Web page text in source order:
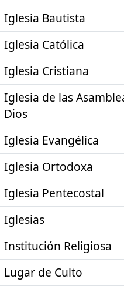
Iglesia Bautista
Iglesia Católica
Iglesia Cristiana
Iglesia de las
Dios
Iglesia Evangélica
Iglesia Ortodoxa
Iglesia Pentecostal
Iglesias
Institución Religiosa
Lugar de Culto